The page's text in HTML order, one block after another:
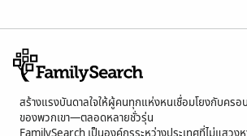
สร้างแรงบันดาลใจให้ผู้คนทุกแห่งหนเชื่อมโยงกับครอ
ของพวกเขา—ตลอดหลายชั่วรุ่น